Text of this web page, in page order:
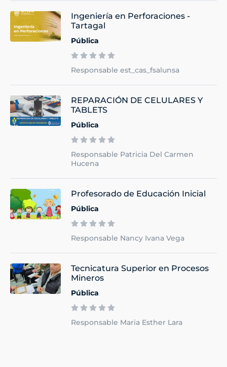
Ingeniería en Perforaciones -
Tartagal
Pública
Responsable est_cas_fsalunsa
REPARACIÓN DE CELULARES Y
TABLETS
Pública
Responsable Patricia Del Carmen
Hucena
Profesorado de Educación Inicial
Pública
Responsable Nancy Ivana Vega
Tecnicatura Superior en Procesos
Mineros
Pública
Responsable Maria Esther Lara